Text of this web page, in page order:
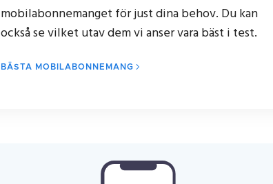
mobilabonnemanget för just dina behov. Du kan
också se vilket utav dem vi anser vara bäst i test.
BÄSTA MOBILABONNEMANG